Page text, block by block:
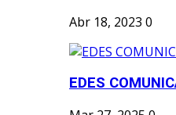
Abr 18, 2023 0
EDES